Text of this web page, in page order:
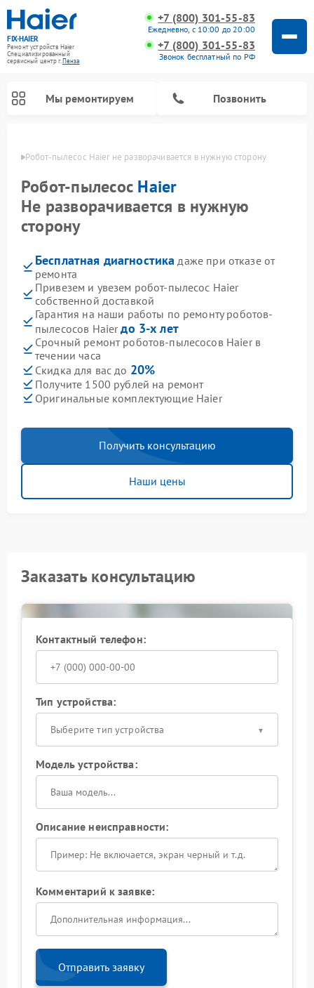
FIX-HAIER
Ремонт устройств Haier
Специализированный
cервисный центр г.Пенза
+7 (800) 301-55-83
Ежедневно, с 10:00 до 20:00
+7 (800) 301-55-83
Звонок бесплатный по РФ
Мы ремонтируем Позвонить
Робот-пылесос Haier не разворачивается в нужную сторону
Робот-пылесос Haier
Не разворачивается в нужную
сторону
Бесплатная диагностика даже при отказе от
ремонта
Привезем и увезем робот-пылесос Haier
собственной доставкой
Гарантия на наши работы по ремонту роботов-
пылесосов Haierдо 3-х лет
Срочный ремонт роботов-пылесосов Haier в
течении часа
Скидка для вас до 20%
Получите 1500 рублей на ремонт
Оригинальные комплектующие Haier
Получить консультацию
Наши цены
Заказать консультацию
Контактный телефон:
Тип устройства:
Выберите тип устройства
Модель устройства:
Описание неисправности:
Комментарий к заявке:
Отправить заявку